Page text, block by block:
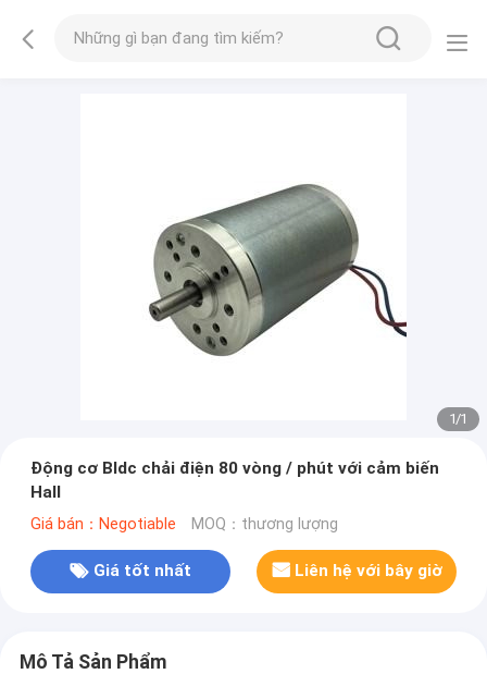
1/1
Động cơ Bldc chải điện 80 vòng / phút với cảm biến
Hall
Giá bán：Negotiable MOQ：thương lượng
Giá tốt nhất Liên hệ với bây giờ
Mô Tả Sản Phẩm